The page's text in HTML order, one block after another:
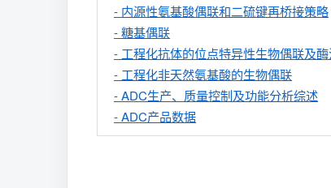
- 内源性氨基酸偶联和二硫键再桥接策略
- 糖基偶联
- 工程化抗体的位点特异性生物偶联及
- 工程化非天然氨基酸的生物偶联
- ADC生产、质量控制及功能分析综述
- ADC产品数据